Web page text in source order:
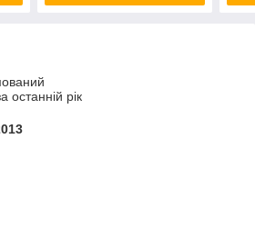
останній рік